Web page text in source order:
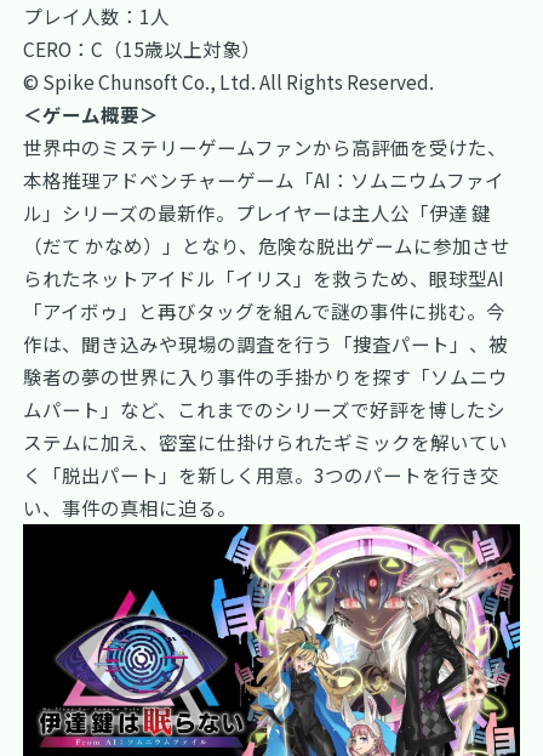
プレイ人数：1人
CERO：C（15歳以上対象）
© Spike Chunsoft Co., Ltd. All Rights Reserved.
＜ゲーム概要＞
世界中のミステリーゲームファンから高評価を受けた、
本格推理アドベンチャーゲーム「AI：ソムニウムファイ
ル」シリーズの最新作。プレイヤーは主人公「伊達 鍵
（だて かなめ）」となり、危険な脱出ゲームに参加させ
られたネットアイドル「イリス」を救うため、眼球型AI
「アイボゥ」と再びタッグを組んで謎の事件に挑む。今
作は、聞き込みや現場の調査を行う「捜査パート」、被
験者の夢の世界に入り事件の手掛かりを探す「ソムニウ
ムパート」など、これまでのシリーズで好評を博したシ
ステムに加え、密室に仕掛けられたギミックを解いてい
く「脱出パート」を新しく用意。3つのパートを行き交
い、事件の真相に迫る。